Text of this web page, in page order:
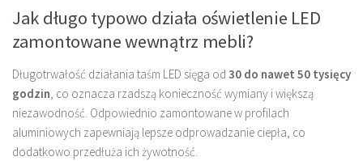
Jak długo typowo działa oświetlenie LED
zamontowane wewnątrz mebli?
Długotrwałość działania taśm LED sięga od 30 do nawet 50 tysięcy
godzin , co oznacza rzadszą konieczność wymiany i większą
niezawodność. Odpowiednio zamontowane w profilach
aluminiowych zapewniają lepsze odprowadzanie ciepła, co
dodatkowo przedłuża ich żywotność.